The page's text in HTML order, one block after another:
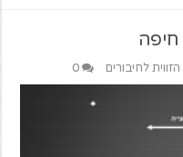
הזווית לחיבורים 0